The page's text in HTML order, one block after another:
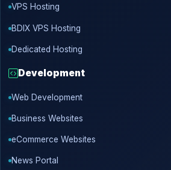
VPS Hosting
BDIX VPS Hosting
Dedicated Hosting
Development
Web Development
Business Websites
eCommerce Websites
News Portal